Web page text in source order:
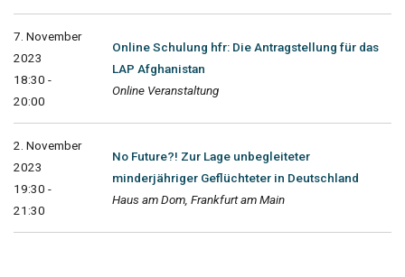
7. November
2023
18:30 -
20:00
Online Schulung hfr: Die Antragstellung für das
LAP Afghanistan
Online Veranstaltung
2. November
2023
19:30 -
21:30
No Future?! Zur Lage unbegleiteter
minderjähriger Geflüchteter in Deutschland
Haus am Dom, Frankfurt am Main